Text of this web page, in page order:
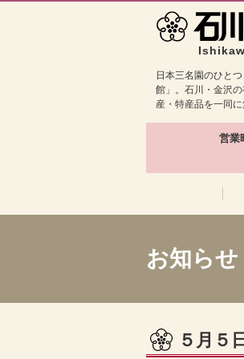
日本三名園のひと
館」。石川・金沢
産・特産品を一同に
営業
お知らせ
５月５